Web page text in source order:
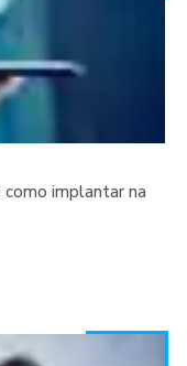
como implantar na